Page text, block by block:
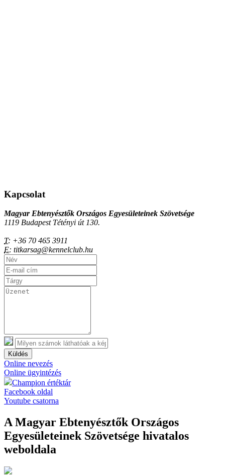
Kapcsolat
Magyar Ebtenyésztők Országos Egyesületeinek Szövetsége
1119 Budapest Tétényi út 130.
T: +36 70 465 3911
E: titkarsag@kennelclub.hu
Küldés
Online nevezés
Online ügyintézés
Champion értéktár
Facebook oldal
Youtube csatorna
A Magyar Ebtenyésztők Országos
Egyesületeinek Szövetsége hivatalos
weboldala